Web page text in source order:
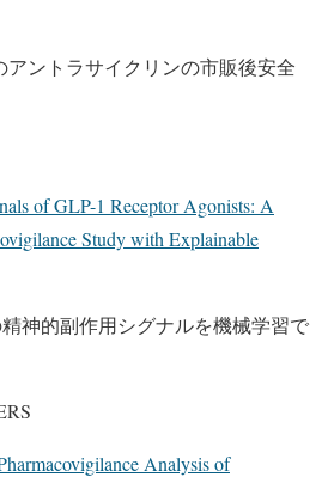
アントラサイクリンの市販後安全
of GLP-1 Receptor Agonists: A
Study with Explainable
神的副作用シグナルを機械学習で
Analysis of